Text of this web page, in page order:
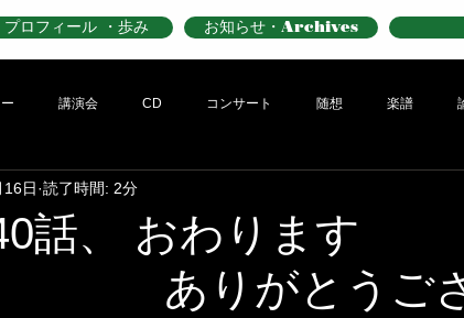
プロフィール ・歩み お知らせ・Archives
講演会 CD コンサート 随想 楽譜
話、 おわります
がとうござ
日 読了時間: 2分